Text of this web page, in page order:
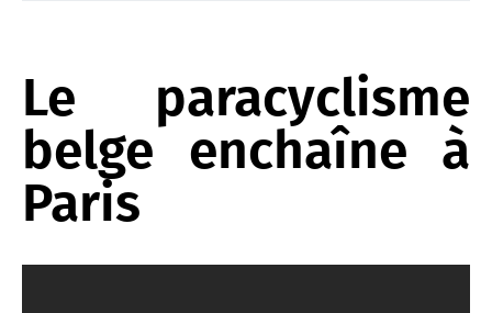
Le paracyclisme
belge enchaîne à
Paris